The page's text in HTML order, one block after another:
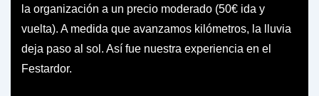
la organización a un precio moderado (50€ ida y
vuelta). A medida que avanzamos kilómetros, la lluvia
deja paso al sol. Así fue nuestra experiencia en el
Festardor.